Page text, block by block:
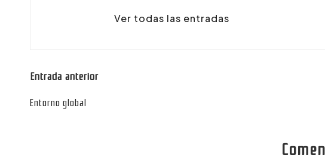
Ver todas las entradas
Navegación
de
Entrada anterior
Entorno global